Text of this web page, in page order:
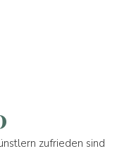
zufrieden sind